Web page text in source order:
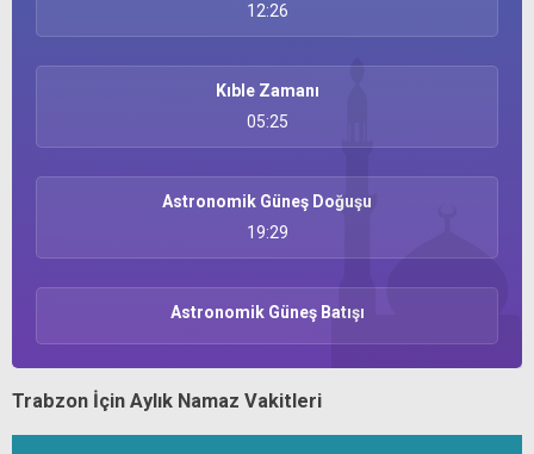
Trabzon İçin Aylık Namaz Vakitleri
12:26
Kıble Zamanı
05:25
Astronomik Güneş Doğuşu
19:29
Astronomik Güneş Batışı